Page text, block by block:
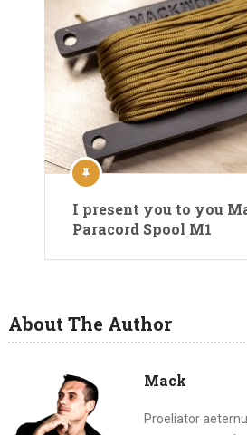
I present you to you
Paracord Spool M1
About The Author
Mack
Proeliator